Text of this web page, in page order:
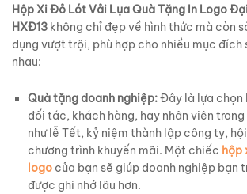
Hộp Xi Đỏ Lót Vải Lụa Quà Tặng In Logo
HXĐ13 không chỉ đẹp về hình thức mà còn
dụng vượt trội, phù hợp cho nhiều mục đích
nhau:
Quà tặng doanh nghiệp:Đây là lựa chọn
đối tác, khách hàng, hay nhân viên
như lễ Tết, kỷ niệm thành lập công ty,
chương trình khuyến mãi. Một chiếc hộp
logo của bạn sẽ giúp doanh nghiệp bạn
được ghi nhớ lâu hơn.